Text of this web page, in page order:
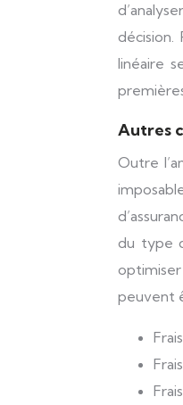
décision.
linéaire
Autres
Outre
du type
optimiser
peuvent